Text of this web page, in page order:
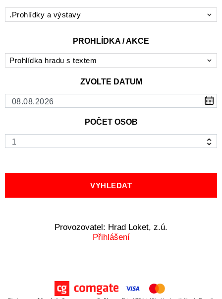
.Prohlídky a výstavy
PROHLÍDKA / AKCE
Prohlídka hradu s textem
ZVOLTE DATUM
POČET OSOB
Provozovatel: Hrad Loket, z.ú.
Přihlášení